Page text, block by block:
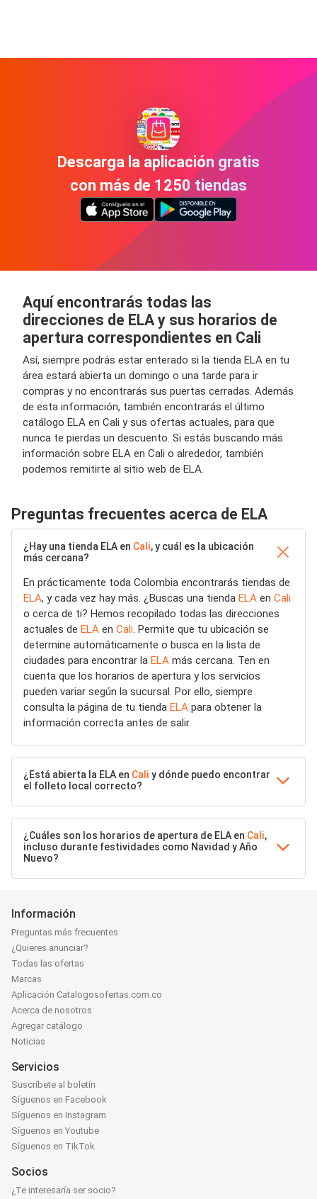
Descarga la aplicación gratis
con más de 1250 tiendas
Aquí encontrarás todas las
direcciones de ELA y sus horarios de
apertura correspondientes en Cali
Así, siempre podrás estar enterado si la tienda ELA en tu
área estará abierta un domingo o una tarde para ir
compras y no encontrarás sus puertas cerradas. Además
de esta información, también encontrarás el último
catálogo ELA en Cali y sus ofertas actuales, para que
nunca te pierdas un descuento. Si estás buscando más
información sobre ELA en Cali o alrededor, también
podemos remitirte al sitio web de ELA.
Preguntas frecuentes acerca de ELA
¿Hay una tienda ELA en Cali, y cuál es la ubicación
más cercana?
En prácticamente toda Colombia encontrarás tiendas de
ELA, y cada vez hay más. ¿Buscas una tienda ELA en Cali
o cerca de ti? Hemos recopilado todas las direcciones
actuales de ELA en Cali. Permite que tu ubicación se
determine automáticamente o busca en la lista de
ciudades para encontrar la ELA más cercana. Ten en
cuenta que los horarios de apertura y los servicios
pueden variar según la sucursal. Por ello, siempre
consulta la página de tu tienda ELA para obtener la
información correcta antes de salir.
¿Está abierta la ELA en Cali y dónde puedo encontrar
el folleto local correcto?
¿Cuáles son los horarios de apertura de ELA en Cali,
incluso durante festividades como Navidad y Año
Nuevo?
Información
Preguntas más frecuentes
¿Quieres anunciar?
Todas las ofertas
Marcas
Aplicación Catalogosofertas.com.co
Acerca de nosotros
Agregar catálogo
Noticias
Servicios
Suscríbete al boletín
Síguenos en Facebook
Síguenos en Instagram
Síguenos en Youtube
Síguenos en TikTok
Socios
¿Te interesaría ser socio?